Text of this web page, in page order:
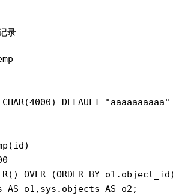
录
OVER (ORDER BY o1.object_id)
AS o1,sys.objects AS o2;